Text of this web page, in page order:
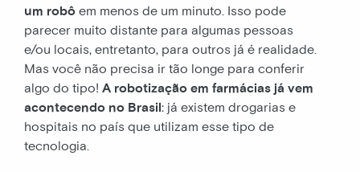
um robô em menos de um minuto. Isso pode
parecer muito distante para algumas pessoas
e/ou locais, entretanto, para outros já é realidade.
Mas você não precisa ir tão longe para conferir
algo do tipo! A robotização em farmácias já vem
acontecendo no Brasil: já existem drogarias e
hospitais no país que utilizam esse tipo de
tecnologia.